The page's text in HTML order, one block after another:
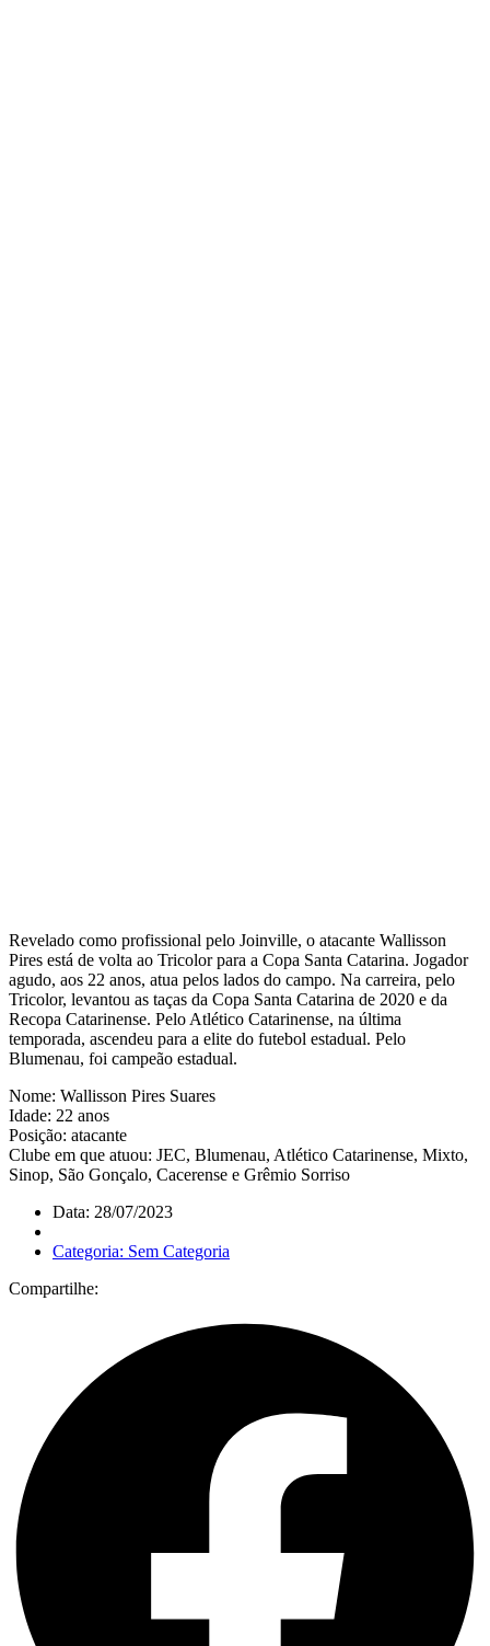
Revelado como profissional pelo Joinville, o atacante Wallisson
Pires está de volta ao Tricolor para a Copa Santa Catarina. Jogador
agudo, aos 22 anos, atua pelos lados do campo. Na carreira, pelo
Tricolor, levantou as taças da Copa Santa Catarina de 2020 e da
Recopa Catarinense. Pelo Atlético Catarinense, na última
temporada, ascendeu para a elite do futebol estadual. Pelo
Blumenau, foi campeão estadual.
Nome: Wallisson Pires Suares
Idade: 22 anos
Posição: atacante
Clube em que atuou: JEC, Blumenau, Atlético Catarinense, Mixto,
Sinop, São Gonçalo, Cacerense e Grêmio Sorriso
Data: 28/07/2023
Categoria: Sem Categoria
Compartilhe: